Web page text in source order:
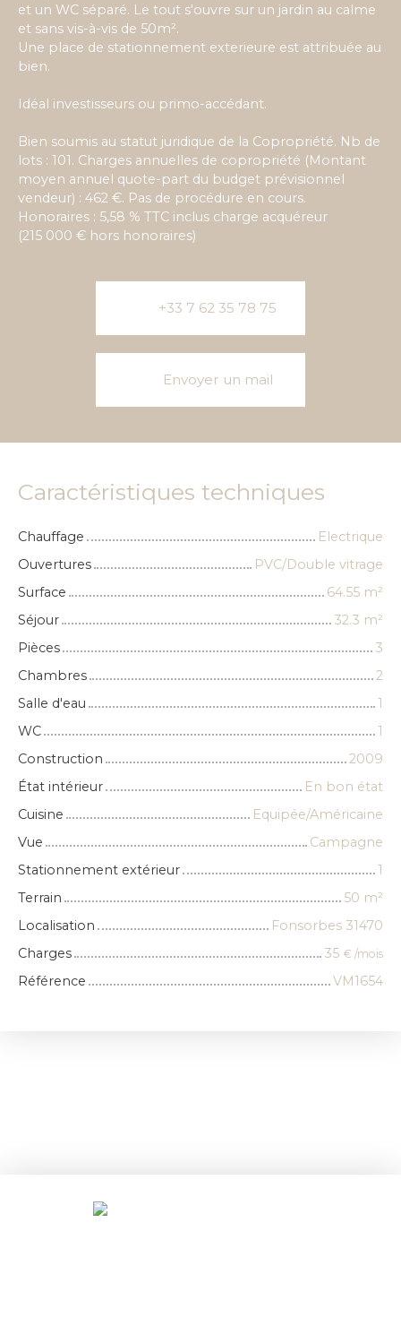
et un WC séparé. Le tout s'ouvre sur un jardin au calme
et sans vis-à-vis de 50m².
Une place de stationnement exterieure est attribuée au
bien.
Idéal investisseurs ou primo-accédant.
Bien soumis au statut juridique de la Copropriété. Nb de
lots : 101. Charges annuelles de copropriété (Montant
moyen annuel quote-part du budget prévisionnel
vendeur) : 462 €. Pas de procédure en cours.
Honoraires : 5,58 % TTC inclus charge acquéreur
(215 000 € hors honoraires)
+33 7 62 35 78 75
Envoyer un mail
Caractéristiques techniques
Chauffage
Electrique
Ouvertures
PVC/Double vitrage
Surface
64.55 m²
Séjour
32.3 m²
Pièces
3
Chambres
2
Salle d'eau
1
WC
1
Construction
2009
État intérieur
En bon état
Cuisine
Equipée/Américaine
Vue
Campagne
Stationnement extérieur
1
Terrain
50 m²
Localisation
Fonsorbes 31470
Charges
35 € /mois
Référence VM1654